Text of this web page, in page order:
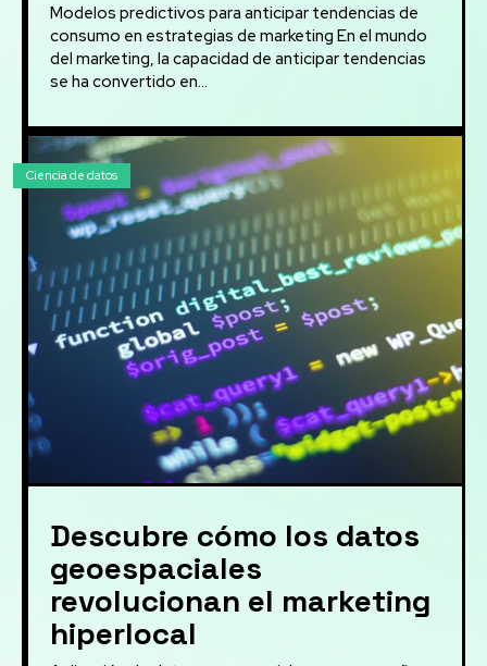
Modelos predictivos para anticipar tendencias de
consumo en estrategias de marketing En el mundo
del marketing, la capacidad de anticipar tendencias
se ha convertido en...
Ciencia de datos
Descubre cómo los datos
geoespaciales
revolucionan el marketing
hiperlocal